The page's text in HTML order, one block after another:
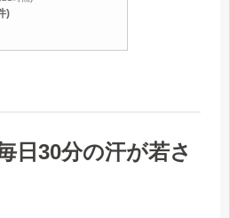
)
日30分の汗が若さ